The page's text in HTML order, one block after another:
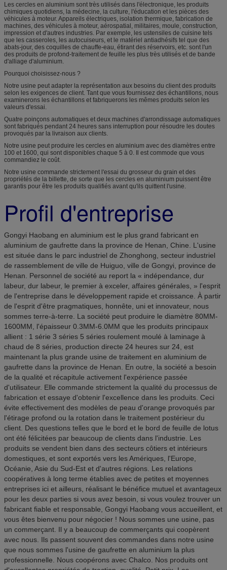
Les cercles en aluminium sont très utilisés dans l'électronique, les produits
chimiques quotidiens, la médecine, la culture, l'éducation et les pièces des
véhicules à moteur. Appareils électriques, isolation thermique, fabrication de
machines, des véhicules à moteur, aérospatial, militaires, moule, construction,
impression et d'autres industries. Par exemple, les ustensiles de cuisine tels
que les casseroles, les autocuiseurs, et le matériel antiadhésifs tel que des
abats-jour, des coquilles de chauffe-eau, étirant des réservoirs, etc. sont l'un
des produits de profond-traitement de feuille les plus très utilisés et de bande
d'alliage d'aluminium.
Pourquoi choisissez-nous ?
Notre usine peut adapter la représentation aux besoins du client des produits
selon les exigences de client. Tant que vous fournissez des échantillons, nous
examinerons les échantillons et fabriquerons les mêmes produits selon les
valeurs d'essai.
Quatre poinçons automatiques et deux machines d'arrondissage automatiques
sont fabriqués pendant 24 heures sans interruption pour résoudre les doutes
provoqués par la livraison aux clients.
Notre usine peut produire les cercles en aluminium avec des diamètres entre
100 et 1600, qui sont disponibles chaque 5 à 0. Il est commode que vous
commandiez le coût.
Notre usine commande strictement l'essai du grosseur du grain et des
propriétés de la billette, de sorte que les cercles en aluminium puissent être
garantis pour être les produits qualifiés avant qu'ils quittent l'usine.
Profil d'entreprise
Gongyi Haobang en aluminium est le plus grand fabricant en
aluminium de gaufrette dans la province de Henan, Chine. L'usine
est située dans le parc industriel de Zhonghong, secteur industriel
de rassemblement de ville de Huiguo, ville de Gongyi, province de
Henan. Personnel de société au report la « indépendance, dur
labeur, dur labeur, le premier à exceler, affaires générales, » l'esprit
de l'entreprise dans le développement rapide et croissance. À partir
de l'esprit d'être pragmatiques, honnête, uni et innovateur, nous
sommes terre-à-terre. La société peut produire le diamètre 80MM-
1600MM, l'épaisseur 0.3MM-6.0MM que les produits principaux
allient : 1 série 3 séries 5 séries roulement moulé à laminage à
chaud de 8 séries, production directe 24 heures sur 24, est
maintenant la plus grande usine de traitement en aluminium de
gaufrette dans la province de Henan. En outre, la société a besoin
de la qualité et récapitule activement l'expérience passée
d'utilisateur. Elle commande strictement la qualité du processus de
fabrication et essaye d'obtenir l'excellence dans les produits. Ceci
évite effectivement des modèles de peau d'orange provoqués par
l'étirage profond ou la rotation dans le traitement postérieur du
client. Des questions telles que le bord et le bord de feuille de lotus
ont été félicitées par beaucoup de clients dans l'industrie. Les
produits se vendent bien dans des secteurs côtiers et intérieurs
domestiques, et sont exportés vers les Amériques, l'Europe,
Océanie, Asie du Sud-Est et d'autres régions. Les relations
coopératives à long terme établies avec de petites et moyennes
entreprises ici et ailleurs, réalisant le bénéfice mutuel et avantageux
pour les deux parties si vous avez besoin, si vous voulez trouver un
fabricant fiable et responsable, Gongyi Haobang vous accueillent, et
vous êtes bienvenu pour négocier ! Nous sommes une usine, pas
un commerçant. Il y a beaucoup de commerçants qui coopèrent
avec nous. Ils passent souvent des commandes dans notre usine
que nous sommes l'usine de gaufrette en aluminium la plus
professionnelle. Nous coopérons avec Chalco. Nos produits ont